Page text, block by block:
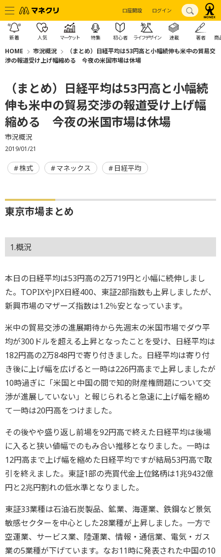
口座開設 ログイン
新着 人気 マーケット 特集 初心者 ライフデザイン 連載 著者 商
HOME 市況概況
（まとめ）日経平均は53円高と小幅続伸も米中の貿易交
渉の報道受け上げ幅縮める 今夜の米国市場は休場
（まとめ）日経平均は53円高と小幅続
伸も米中の貿易交渉の報道受け上げ幅
縮める 今夜の米国市場は休場
市況概況
2019/01/21
株式 マネックス 日経平均
東京市場まとめ
1.概況
本日の日経平均は53円高の2万719円と小幅に続伸しまし
た。TOPIXやJPX日経400、東証2部指数も上昇しましたが、
新興市場のマザーズ指数は1.2％安となっています。
米中の貿易交渉の進展期待から先週末の米国市場でダウ平
均が300ドルを超える上昇となったことを受け、日経平均は
182円高の2万848円で寄り付きました。日経平均は寄り付
き後に上げ幅を広げると一時は226円高まで上昇しましたが
10時過ぎに「米国と中国の間で知的財産権問題について交
渉が進展していない」と報じられると急速に上げ幅を縮め
て一時は20円高をつけました。
その後やや盛り返し前場を92円高で終えた日経平均は後場
に入ると狭い値幅でのもみ合い推移となりました。一時は
12円高まで上げ幅を縮めた日経平均ですが結局53円高で取
引を終えました。東証1部の売買代金上位銘柄は1兆9432億
円と2兆円割れの低水準となりました。
東証33業種は石油石炭製品、鉱業、海運業、鉄鋼など景気
敏感セクターを中心とした28業種が上昇しました。一方で
空運業、サービス業、陸運業、情報・通信業、電気・ガス
業の5業種が下げています。なお11時に発表された中国の10